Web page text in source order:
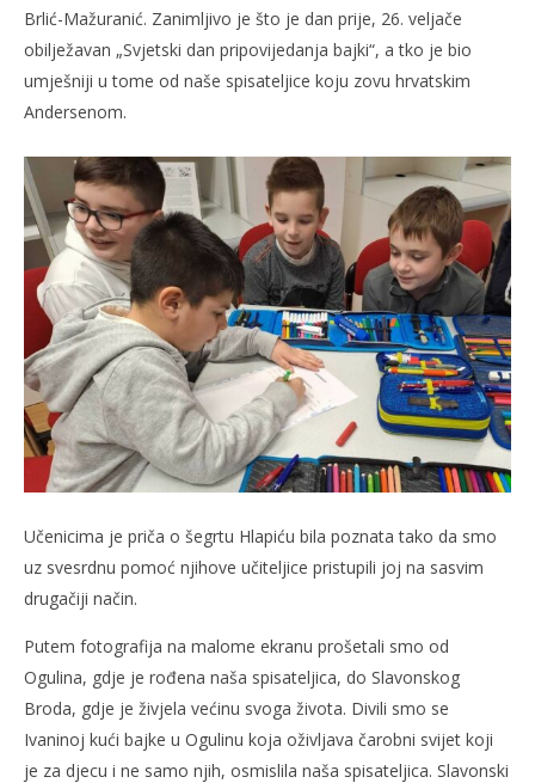
TRENUTNO OTVORENO
Posjet Gradskoj knjižnici Slatina učenika 3 a.
razrednog odjela OŠ Josipa Kozarca
01.03.2023.
slatina.net
Brlić-Mažuranić. Zanimljivo je što je dan prije, 26. veljače
obilježavan „Svjetski dan pripovijedanja bajki“, a tko je bio
umješniji u tome od naše spisateljice koju zovu hrvatskim
Andersenom.
Učenicima je priča o šegrtu Hlapiću bila poznata tako da smo
uz svesrdnu pomoć njihove učiteljice pristupili joj na sasvim
drugačiji način.
Putem fotografija na malome ekranu prošetali smo od
Ogulina, gdje je rođena naša spisateljica, do Slavonskog
Broda, gdje je živjela većinu svoga života. Divili smo se
Ivaninoj kući bajke u Ogulinu koja oživljava čarobni svijet koji
je za djecu i ne samo njih, osmislila naša spisateljica. Slavonski